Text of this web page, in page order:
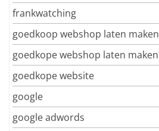
frankwatching
goedkoop webshop laten maken
goedkope webshop laten maken
goedkope website
google
google adwords